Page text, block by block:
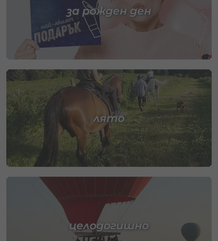
за рожден ден
лято
целодогишно